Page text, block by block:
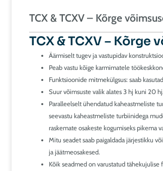
TCX & TCXV – Kõrge
TCX & TCXV –
Äärmiselt tugev ja vastupidav
Peab vastu kõige karmimatele
Funktsioonide mitmekülgsus: saab
Suur võimsuste valik alates 3 hj kuni 20 hj.
Paralleelselt ühendatud kaheastmeliste
seevastu kaheastmeliste turbiinidega
raskemate osakeste kogumiseks pikema
Mitu seadet saab paigaldada järjestikku
ja jäätmeosakesed.
Kõik seadmed on varustatud